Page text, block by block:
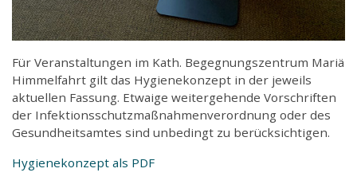
Für Veranstaltungen im Kath. Begegnungszentrum Mariä
Himmelfahrt gilt das Hygienekonzept in der jeweils
aktuellen Fassung. Etwaige weitergehende Vorschriften
der Infektionsschutzmaßnahmenverordnung oder des
Gesundheitsamtes sind unbedingt zu berücksichtigen.
Hygienekonzept als PDF